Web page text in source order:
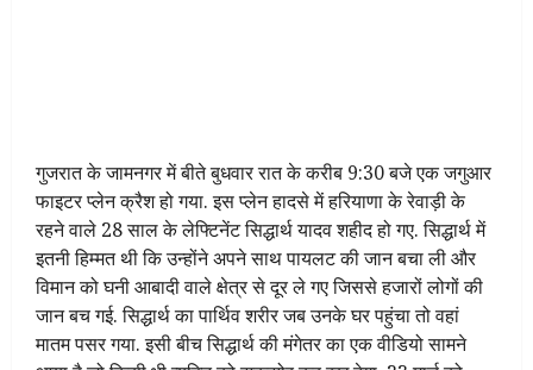
गुजरात के जामनगर में बीते बुधवार रात के करीब 9:30 बजे एक जगुआर
फाइटर प्लेन क्रैश हो गया. इस प्लेन हादसे में हरियाणा के रेवाड़ी के
रहने वाले 28 साल के लेफ्टिनेंट सिद्धार्थ यादव शहीद हो गए. सिद्धार्थ में
इतनी हिम्मत थी कि उन्होंने अपने साथ पायलट की जान बचा ली और
विमान को घनी आबादी वाले क्षेत्र से दूर ले गए जिससे हजारों लोगों की
जान बच गई. सिद्धार्थ का पार्थिव शरीर जब उनके घर पहुंचा तो वहां
मातम पसर गया. इसी बीच सिद्धार्थ की मंगेतर का एक वीडियो सामने